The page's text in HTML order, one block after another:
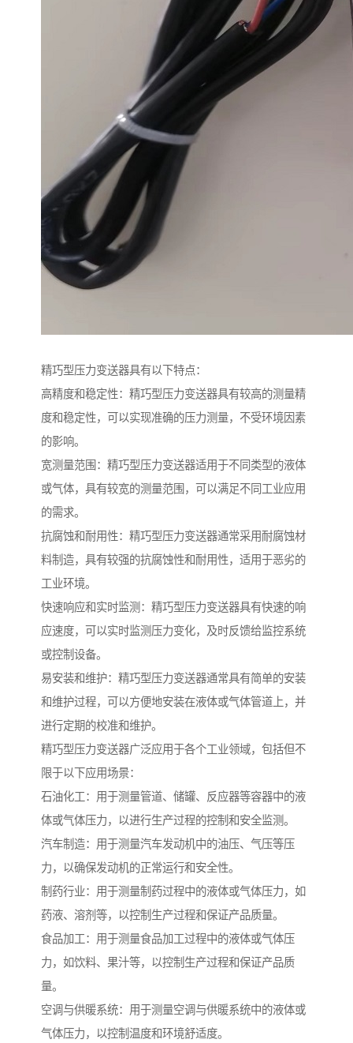
精巧型压力变送器具有以下特点：
高精度和稳定性：精巧型压力变送器具有较高的测量精
度和稳定性，可以实现准确的压力测量，不受环境因素
的影响。
宽测量范围：精巧型压力变送器适用于不同类型的液体
或气体，具有较宽的测量范围，可以满足不同工业应用
的需求。
抗腐蚀和耐用性：精巧型压力变送器通常采用耐腐蚀材
料制造，具有较强的抗腐蚀性和耐用性，适用于恶劣的
工业环境。
快速响应和实时监测：精巧型压力变送器具有快速的响
应速度，可以实时监测压力变化，及时反馈给监控系统
或控制设备。
易安装和维护：精巧型压力变送器通常具有简单的安装
和维护过程，可以方便地安装在液体或气体管道上，并
进行定期的校准和维护。
精巧型压力变送器广泛应用于各个工业领域，包括但不
限于以下应用场景：
石油化工：用于测量管道、储罐、反应器等容器中的液
体或气体压力，以进行生产过程的控制和安全监测。
汽车制造：用于测量汽车发动机中的油压、气压等压
力，以确保发动机的正常运行和安全性。
制药行业：用于测量制药过程中的液体或气体压力，如
药液、溶剂等，以控制生产过程和保证产品质量。
食品加工：用于测量食品加工过程中的液体或气体压
力，如饮料、果汁等，以控制生产过程和保证产品质
量。
空调与供暖系统：用于测量空调与供暖系统中的液体或
气体压力，以控制温度和环境舒适度。